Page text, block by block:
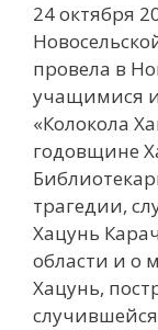
24 октября
провела в
учащимися
«Колокола
годовщине
трагедии,
Хацунь
области и о
Хацунь,